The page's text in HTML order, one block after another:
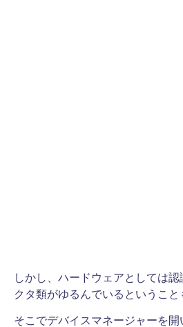
しかし、ハードウェアとしては
クタ類がゆるんでいるということ
そこでデバイスマネージャーを開